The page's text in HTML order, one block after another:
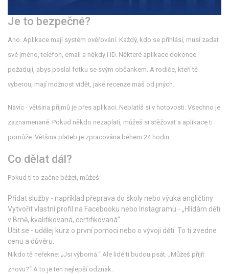
Je to bezpečné?
Ano. Aplikace mají systém ověřování. Každý, kdo se přihlásí, musí zadat
své jméno, telefon, email a někdy i ID. Některé aplikace dokonce
požadují, abys poslal fotku se svým občankem. A rodiče, kteří tě
vyberou, mají možnost vidět, jaké recenze máš od jiných.
Navíc - většina příjmů je přes aplikaci. Neplatíš si v hotovosti. Všechno je
zaznamenané. Pokud někdo nezaplatí, můžeš si stěžovat a aplikace ti
pomůže. Většina plateb je zpracována během 24 hodin.
Co dělat dál?
Pokud ti to začne běžet, můžeš:
Přidat služby - například přeprava do školy nebo výuka angličtiny
Vytvořit vlastní profil na Facebooku nebo Instagramu - „Hlídám děti
v Brně, kvalifikovaná, certifikovaná“
Učit se - udělej kurz o první pomoci nebo o vývoji dětí. To ti zvedne
cenu a důvěru.
Nikdo tě neřekne: „Jsi výborná.“ Ale lidé ti budou psát: „Můžeš přijít
znovu?“ A to je ten nejlepší odznak.